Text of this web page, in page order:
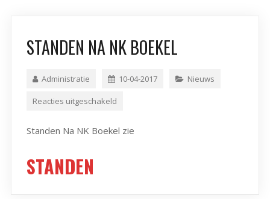
STANDEN NA NK BOEKEL
Administratie 10-04-2017 Nieuws
Reacties uitgeschakeld
Standen Na NK Boekel zie
STANDEN